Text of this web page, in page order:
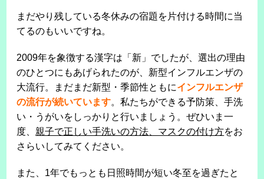
まだやり残している冬休みの宿題を片付ける時間に当
てるのもいいですね。
2009年を象徴する漢字は「新」でしたが、選出の理由
のひとつにもあげられたのが、新型インフルエンザの
大流行。まだまだ新型・季節性ともにインフルエンザ
の流行が続いています。私たちができる予防策、手洗
い・うがいをしっかりと行いましょう。ぜひいま一
度、親子で正しい手洗いの方法、マスクの付け方をお
さらいしてみてください。
また、1年でもっとも日照時間が短い冬至を過ぎたと